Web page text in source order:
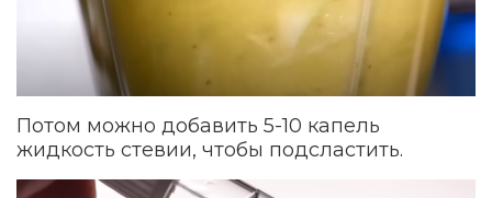
Потом можно добавить 5-10 капель
жидкость стевии, чтобы подсластить.